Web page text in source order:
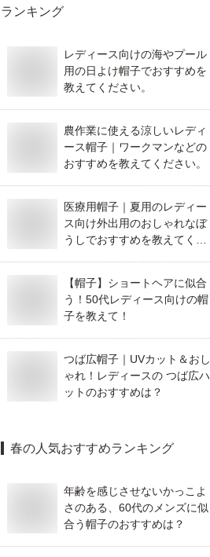
ランキング
レディース向けの海やプール
用の日よけ帽子でおすすめを
教えてください。
農作業に使える涼しいレディ
ース帽子｜ワークマンなどの
おすすめを教えてください。
医療用帽子｜夏用のレディー
ス向け外出用のおしゃれなぼ
うしでおすすめを教えてくだ
【帽子】ショートヘアに似合
う！50代レディース向けの帽
子を教えて！
つば広帽子｜UVカット＆おし
ゃれ！レディースの つば広ハ
ットのおすすめは？
春の人気おすすめランキング
年齢を感じさせないかっこよ
さのある、60代のメンズに似
合う帽子のおすすめは？